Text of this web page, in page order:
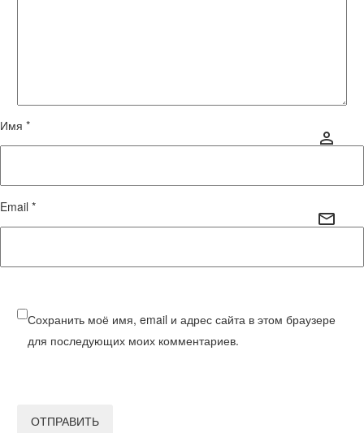
Имя *
Email *
Сохранить моё имя, email и адрес сайта в этом браузере
для последующих моих комментариев.
ОТПРАВИТЬ